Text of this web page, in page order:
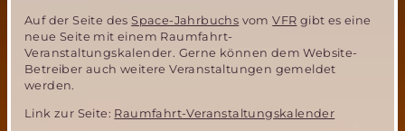
Auf der Seite desSpace-Jahrbuchs vomVFR gibt es eine
neue Seite mit einem Raumfahrt-
Veranstaltungskalender. Gerne können dem Website-
Betreiber auch weitere Veranstaltungen gemeldet
werden.
Link zur Seite: Raumfahrt-Veranstaltungskalender